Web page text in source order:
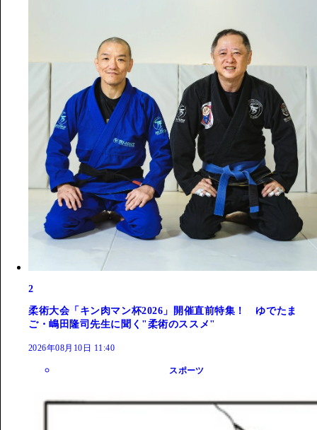
2
柔術大会「キン肉マン杯2026」開催直前特集！ ゆでたま
ご・嶋田隆司先生に聞く"柔術のススメ"
2026年08月10日 11:40
スポーツ